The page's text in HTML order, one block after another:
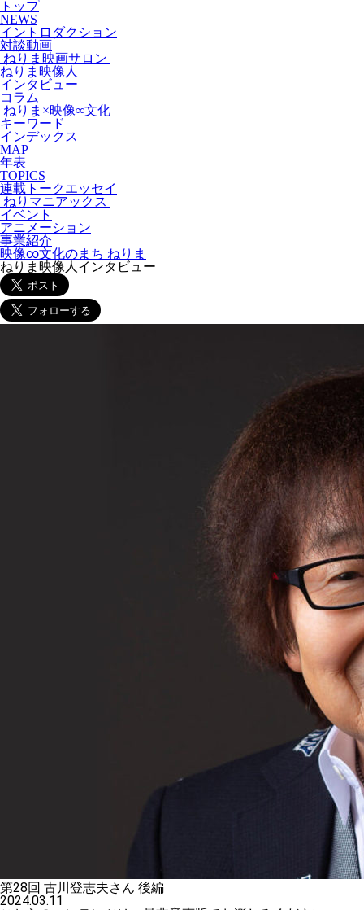
トップ
NEWS
イントロダクション
対談動画
ねりま映画サロン
ねりま映像人
インタビュー
コラム
ねりま×映像∞文化
キーワード
インデックス
MAP
年表
TOPICS
連載トークエッセイ
ねりマニアックス
イベント
アニメーション
事業紹介
映像∞文化のまち ねりま
ねりま映像人インタビュー
第28回 古川登志夫さん 後編
2024.03.11